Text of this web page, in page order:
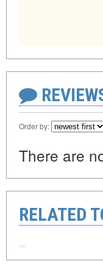
Order by:
There are
RELATED